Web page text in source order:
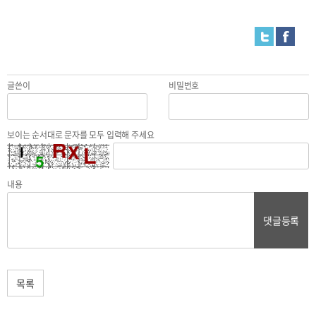
글쓴이 비밀번호
보이는 순서대로 문자를 모두 입력해 주세요
내용
댓글등록
목록